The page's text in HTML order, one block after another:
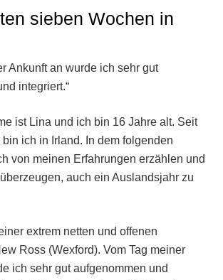
sieben Wochen in
Ankunft an wurde ich sehr gut
integriert.“
ist Lina und ich bin 16 Jahre alt. Seit
ich in Irland. In dem folgenden
von meinen Erfahrungen erzählen und
auch ein Auslandsjahr zu
extrem netten und offenen
Ross (Wexford). Vom Tag meiner
ich sehr gut aufgenommen und